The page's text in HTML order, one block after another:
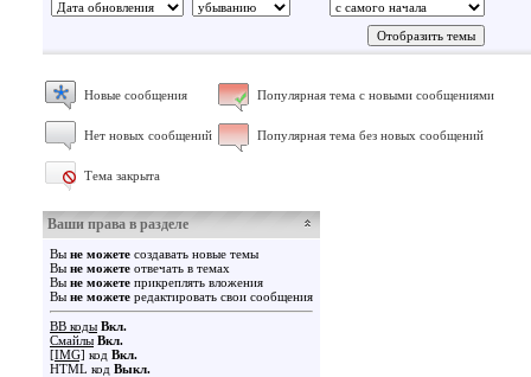
Новые сообщения Популярная тема с новыми сообщениями
Нет новых сообщений Популярная тема без новых сообщений
Тема закрыта
Ваши права в разделе
Вы не можете создавать новые темы
Вы не можете отвечать в темах
Вы не можете прикреплять вложения
Вы не можете редактировать свои сообщения
BB коды Вкл.
Смайлы Вкл.
[IMG] код Вкл.
HTML код Выкл.